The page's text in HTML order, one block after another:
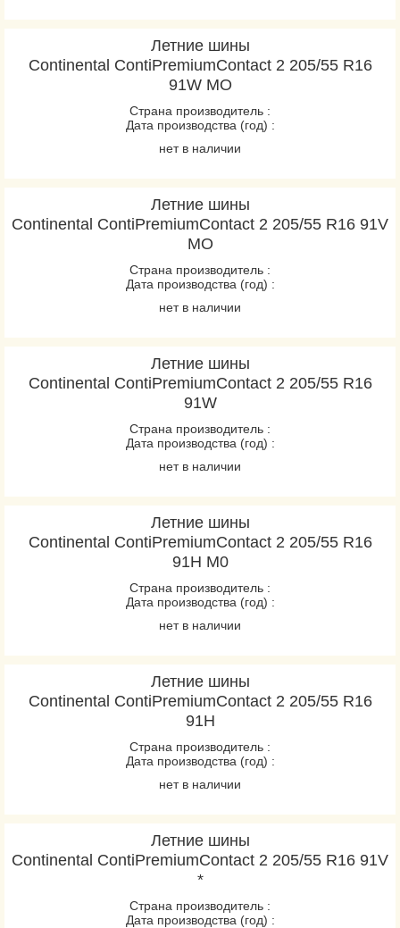
Летние шины
Continental ContiPremiumContact 2 205/55 R16
91W MO
Страна производитель :
Дата производства (год) :
нет в наличии
Летние шины
Continental ContiPremiumContact 2 205/55 R16 91V
MO
Страна производитель :
Дата производства (год) :
нет в наличии
Летние шины
Continental ContiPremiumContact 2 205/55 R16
91W
Страна производитель :
Дата производства (год) :
нет в наличии
Летние шины
Continental ContiPremiumContact 2 205/55 R16
91H M0
Страна производитель :
Дата производства (год) :
нет в наличии
Летние шины
Continental ContiPremiumContact 2 205/55 R16
91H
Страна производитель :
Дата производства (год) :
нет в наличии
Летние шины
Continental ContiPremiumContact 2 205/55 R16 91V
*
Страна производитель :
Дата производства (год) :